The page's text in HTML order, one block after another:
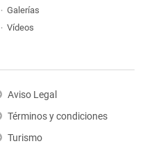
Galerías
Vídeos
Aviso Legal
Términos y condiciones
Turismo